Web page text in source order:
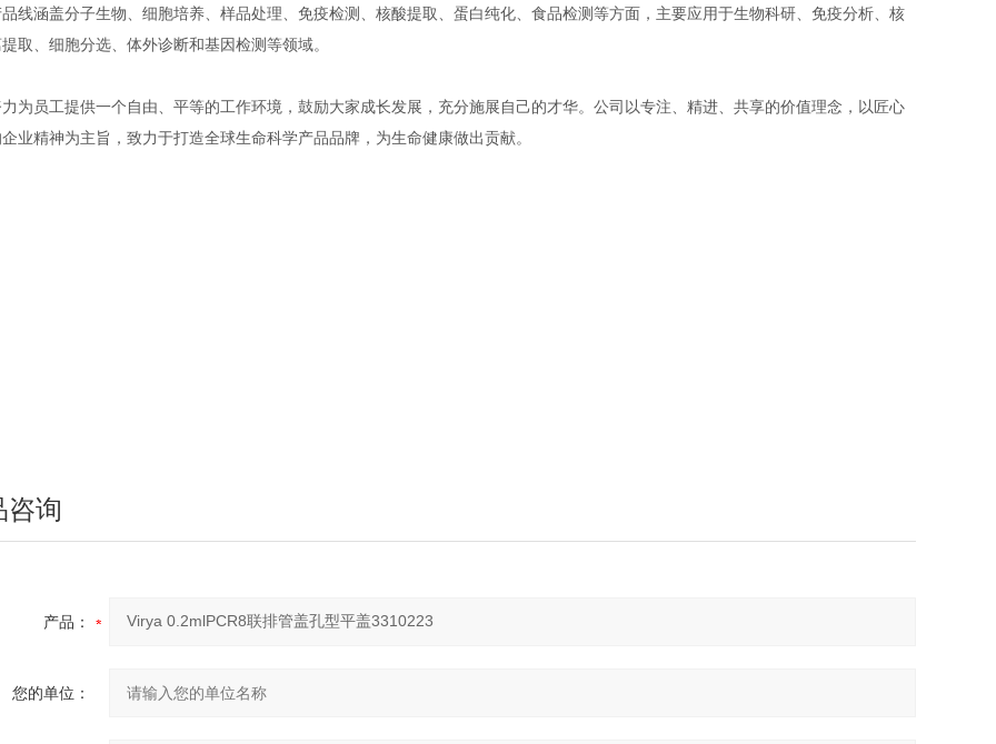
线涵盖分子生物、细胞培养、样品处理、免疫检测、核酸提取、蛋白纯化、食品检测等方面，主要应用于生物科研、免疫分析、核
取、细胞分选、体外诊断和基因检测等领域。
为员工提供一个自由、平等的工作环境，鼓励大家成长发展，充分施展自己的才华。公司以专注、精进、共享的价值理念，以匠心
业精神为主旨，致力于打造全球生命科学产品品牌，为生命健康做出贡献。
咨询
产品：
您的单位：